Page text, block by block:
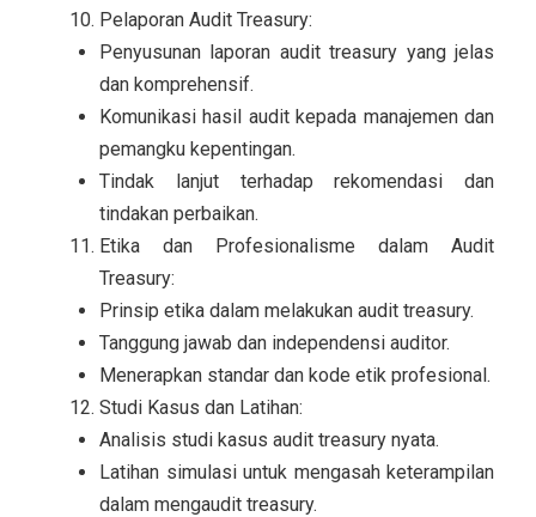
Pelaporan Audit Treasury:
Penyusunan laporan audit treasury yang jelas
dan komprehensif.
Komunikasi hasil audit kepada manajemen dan
pemangku kepentingan.
Tindak lanjut terhadap rekomendasi dan
tindakan perbaikan.
Etika dan Profesionalisme dalam Audit
Treasury:
Prinsip etika dalam melakukan audit treasury.
Tanggung jawab dan independensi auditor.
Menerapkan standar dan kode etik profesional.
Studi Kasus dan Latihan:
Analisis studi kasus audit treasury nyata.
Latihan simulasi untuk mengasah keterampilan
dalam mengaudit treasury.